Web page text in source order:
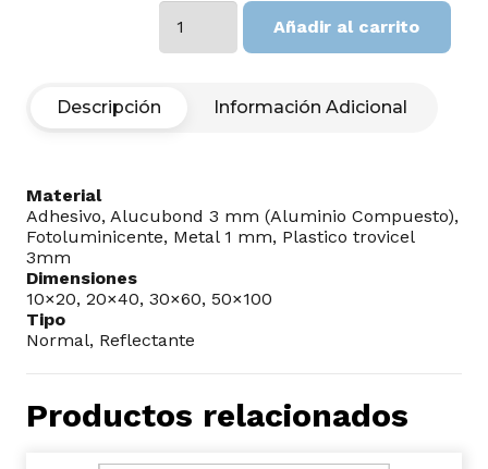
Red
Inerte
cantidad
Añadir al carrito
Descripción Información Adicional
Material
Adhesivo, Alucubond 3 mm (Aluminio Compuesto),
Fotoluminicente, Metal 1 mm, Plastico trovicel
3mm
Dimensiones
10×20, 20×40, 30×60, 50×100
Tipo
Normal, Reflectante
Productos relacionados